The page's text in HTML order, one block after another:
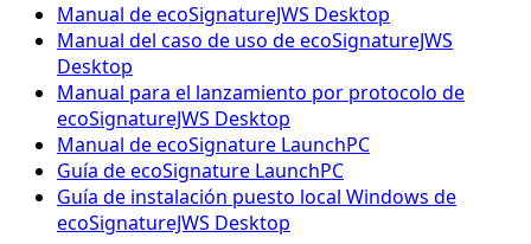
Manual de ecoSignatureJWS Desktop
Manual del caso de uso de ecoSignatureJWS
Desktop
Manual para el lanzamiento por protocolo de
ecoSignatureJWS Desktop
Manual de ecoSignature LaunchPC
Guía de ecoSignature LaunchPC
Guía de instalación puesto local Windows de
ecoSignatureJWS Desktop